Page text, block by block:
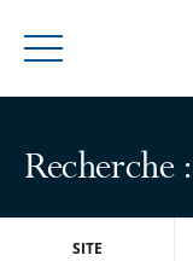
Menu
Recherche :
SITE